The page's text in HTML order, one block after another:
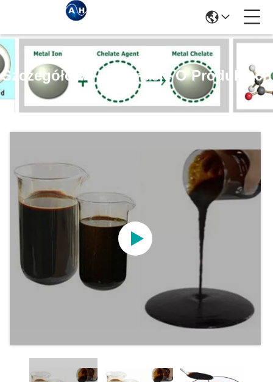
Szczegółowe Informacje O Produktach